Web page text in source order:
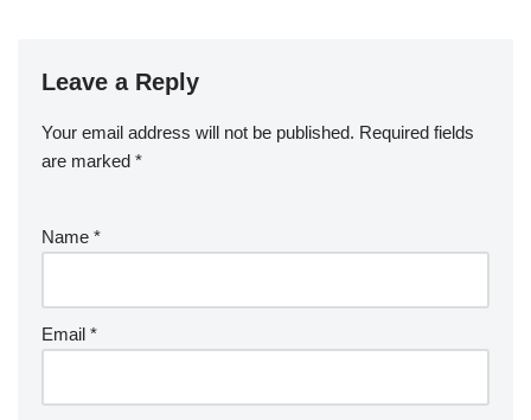
Leave a Reply
Your email address will not be published. Required fields
are marked *
Name *
Email *